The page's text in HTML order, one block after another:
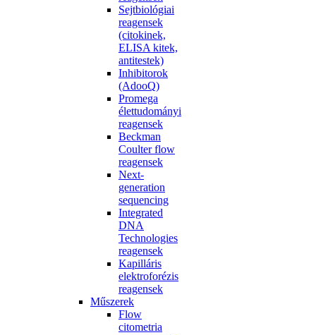
Sejtbiológiai
reagensek
(citokinek,
ELISA kitek,
antitestek)
Inhibitorok
(AdooQ)
Promega
élettudományi
reagensek
Beckman
Coulter flow
reagensek
Next-
generation
sequencing
Integrated
DNA
Technologies
reagensek
Kapilláris
elektroforézis
reagensek
Műszerek
Flow
citometria